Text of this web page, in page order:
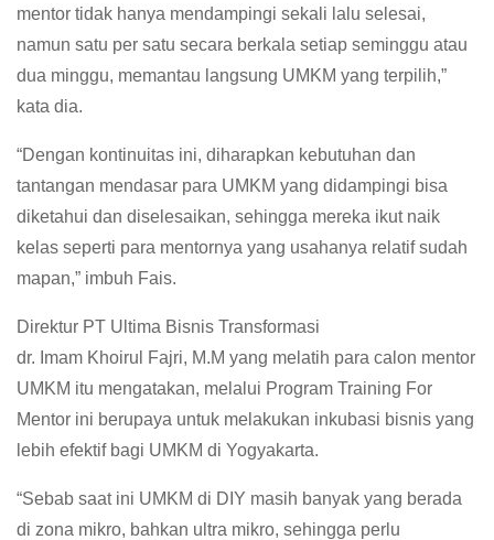
mentor tidak hanya mendampingi sekali lalu selesai,
namun satu per satu secara berkala setiap seminggu atau
dua minggu, memantau langsung UMKM yang terpilih,”
kata dia.
“Dengan kontinuitas ini, diharapkan kebutuhan dan
tantangan mendasar para UMKM yang didampingi bisa
diketahui dan diselesaikan, sehingga mereka ikut naik
kelas seperti para mentornya yang usahanya relatif sudah
mapan,” imbuh Fais.
Direktur PT Ultima Bisnis Transformasi
dr. Imam Khoirul Fajri, M.M yang melatih para calon mentor
UMKM itu mengatakan, melalui Program Training For
Mentor ini berupaya untuk melakukan inkubasi bisnis yang
lebih efektif bagi UMKM di Yogyakarta.
“Sebab saat ini UMKM di DIY masih banyak yang berada
di zona mikro, bahkan ultra mikro, sehingga perlu